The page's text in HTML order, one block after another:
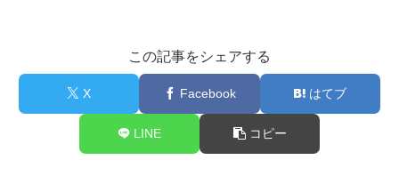
この記事をシェアする
X Facebook はてブ
LINE コピー